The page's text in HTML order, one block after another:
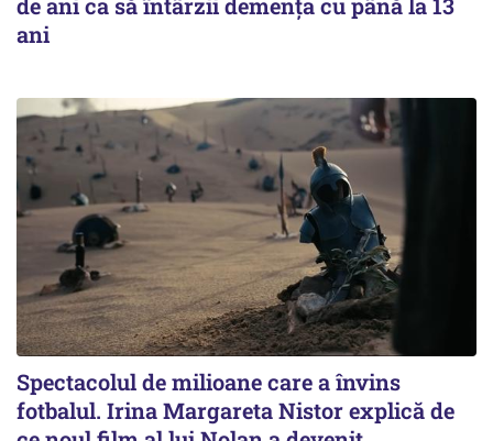
ani
Spectacolul de milioane care a învins
fotbalul. Irina Margareta Nistor explică de